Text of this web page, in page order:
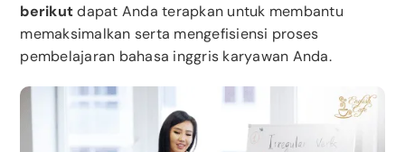
berikutdapat Anda terapkan untuk membantu
memaksimalkan serta mengefisiensi proses
pembelajaran bahasa inggris karyawan Anda.